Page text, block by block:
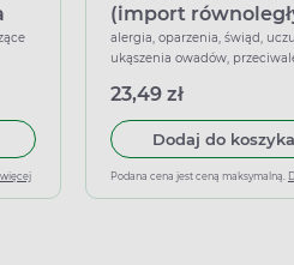
do koszyka Vaco Psi Patrol Krem
(import
Pharmapoint)
alergia, oparzenia, świąd,
ukąszenia owadów,
23,49 zł
Dodaj do koszyka
Podana cena jest ceną maksymalną.